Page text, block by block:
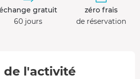
gratuit
60 jours
zéro frais
de réservation
de l'activité